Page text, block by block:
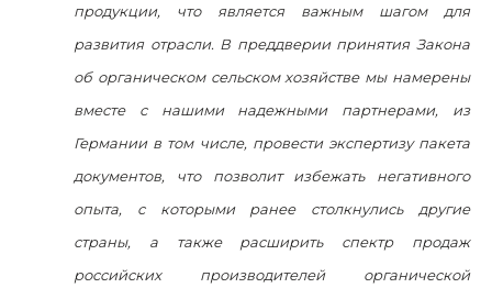
продукции, что является важным шагом для
развития отрасли. В преддверии принятия Закона
об органическом сельском хозяйстве мы намерены
вместе с нашими надежными партнерами, из
Германии в том числе, провести экспертизу пакета
документов, что позволит избежать негативного
опыта, с которыми ранее столкнулись другие
страны, а также расширить спектр продаж
российских производителей органической